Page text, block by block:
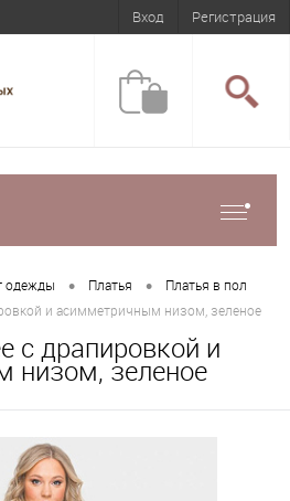
Вход Регистрация
одежды • Платья • Платья в пол
и асимметричным низом, зеленое
с драпировкой и
низом, зеленое